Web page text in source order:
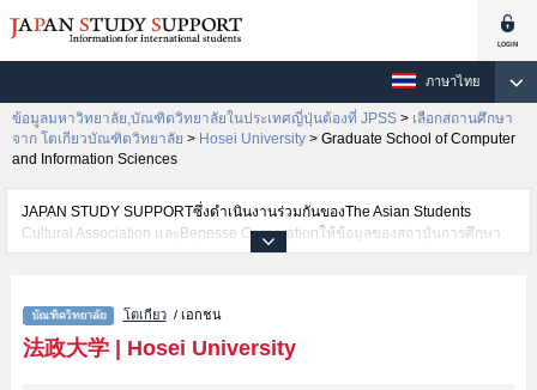
ภาษาไทย
ข้อมูลมหาวิทยาลัย,บัณฑิตวิทยาลัยในประเทศญี่ปุ่นต้องที่ JPSS > เลือกสถานศึกษา
จาก โตเกียวบัณฑิตวิทยาลัย > Hosei University > Graduate School of Computer
and Information Sciences
JAPAN STUDY SUPPORTซึ่งดำเนินงานร่วมกันของThe Asian Students
Cultural Association และBenesse Corporationให้ข้อมูลของสถาบันการศึกษา
ระดับมหาวิทยาลัย・บัณฑิตวิทยาลัย・วิทยาลัยระดับอนุปริญญา・วิทยาลัย
เช่นGraduate school of EconomicsหรือGraduate school of LawหรือGraduate
school of PoliticsหรือGrauate school of SociologyหรือGraduate school of
Business AdministrationหรือGraduate school of HumanitiesหรือGraduate
โตเกียว/ เอกชน
法政大学| Hosei University